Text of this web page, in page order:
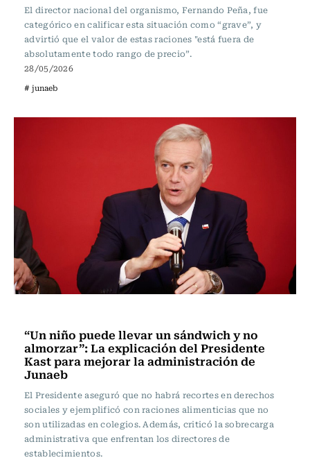
El director nacional del organismo, Fernando Peña, fue
categórico en calificar esta situación como “grave”, y
advirtió que el valor de estas raciones "está fuera de
absolutamente todo rango de precio”.
28/05/2026
# junaeb
“Un niño puede llevar un sándwich y no
almorzar”: La explicación del Presidente
Kast para mejorar la administración de
Junaeb
El Presidente aseguró que no habrá recortes en derechos
sociales y ejemplificó con raciones alimenticias que no
son utilizadas en colegios. Además, criticó la sobrecarga
administrativa que enfrentan los directores de
establecimientos.